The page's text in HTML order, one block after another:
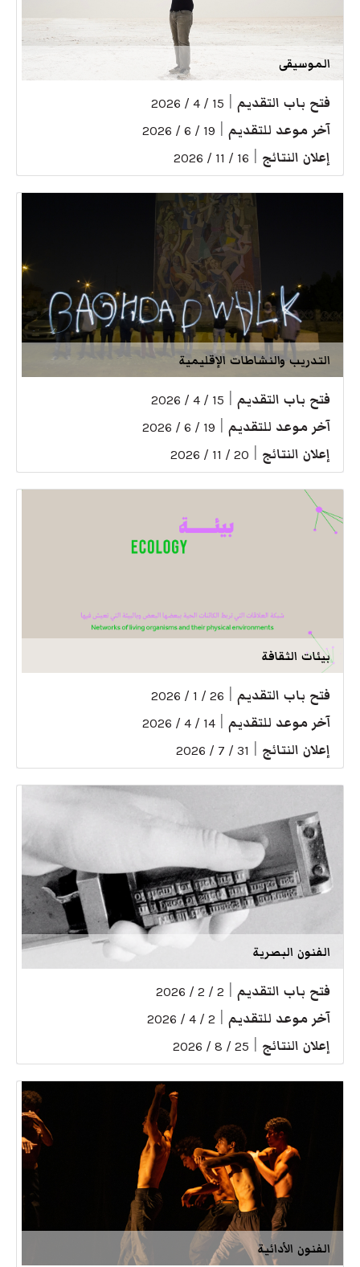
الموسيقى
فتح باب التقديم 15 / 4 / 2026
آخر موعد للتقديم 19 / 6 / 2026
إعلان النتائج 16 / 11 / 2026
التدريب والنشاطات الإقليمية
فتح باب التقديم 15 / 4 / 2026
آخر موعد للتقديم 19 / 6 / 2026
إعلان النتائج 20 / 11 / 2026
بيئات الثقافة
فتح باب التقديم 26 / 1 / 2026
آخر موعد للتقديم 14 / 4 / 2026
إعلان النتائج 31 / 7 / 2026
الفنون البصرية
فتح باب التقديم 2 / 2 / 2026
آخر موعد للتقديم 2 / 4 / 2026
إعلان النتائج 25 / 8 / 2026
الفنون الأدائية